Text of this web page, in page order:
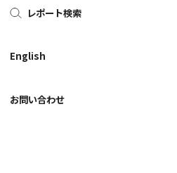
レポート検索
English
お問い合わせ